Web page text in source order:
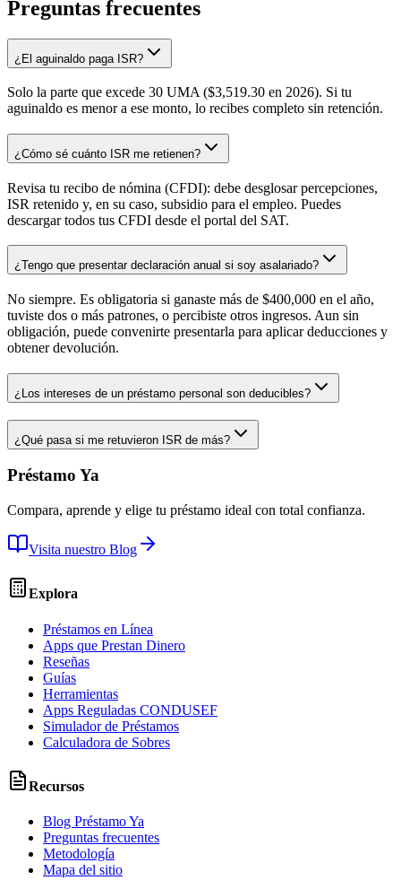
Preguntas frecuentes
¿El aguinaldo paga ISR?
Solo la parte que excede 30 UMA ($3,519.30 en 2026). Si tu
aguinaldo es menor a ese monto, lo recibes completo sin retención.
¿Cómo sé cuánto ISR me retienen?
Revisa tu recibo de nómina (CFDI): debe desglosar percepciones,
ISR retenido y, en su caso, subsidio para el empleo. Puedes
descargar todos tus CFDI desde el portal del SAT.
¿Tengo que presentar declaración anual si soy asalariado?
No siempre. Es obligatoria si ganaste más de $400,000 en el año,
tuviste dos o más patrones, o percibiste otros ingresos. Aun sin
obligación, puede convenirte presentarla para aplicar deducciones y
obtener devolución.
¿Los intereses de un préstamo personal son deducibles?
¿Qué pasa si me retuvieron ISR de más?
Préstamo Ya
Compara, aprende y elige tu préstamo ideal con total confianza.
Visita nuestro Blog
Explora
Préstamos en Línea
Apps que Prestan Dinero
Reseñas
Guías
Herramientas
Apps Reguladas CONDUSEF
Simulador de Préstamos
Calculadora de Sobres
Recursos
Blog Préstamo Ya
Preguntas frecuentes
Metodología
Mapa del sitio